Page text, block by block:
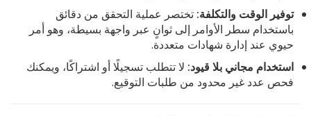
توفير الوقت والتكلفة: تختصر عملية التحقق من دقائق
باستخدام سطر الأوامر إلى ثوانٍ عبر واجهة بسيطة، وهو أمر
حيوي عند إدارة شهادات متعددة.
استخدام مجاني بلا قيود: لا تتطلب تسجيلًا أو اشتراكًا، ويمكنك
فحص عدد غير محدود من طلبات التوقيع.